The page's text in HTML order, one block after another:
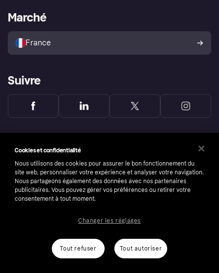
Explorez les magasins
Politique de protection de
l’acheteur Klarna
Portail Marchand
Marché
France
Suivre
number: 556737-0431
ConditionsCookiesKlarna.com
Cookies et confidentialité
Nous utilisons des cookies pour assurer le bon fonctionnement du
site web, personnaliser votre expérience et analyser votre navigation.
Nous partageons également des données avec nos partenaires
publicitaires. Vous pouvez gérer vos préférences ou retirer votre
consentement à tout moment.
Tout refuser Tout autoriser
Changer les réglages